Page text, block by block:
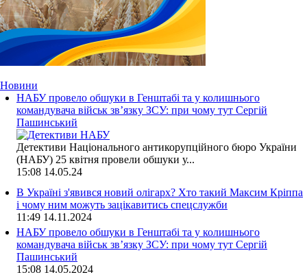
Новини
НАБУ провело обшуки в Генштабі та у колишнього
командувача військ зв’язку ЗСУ: при чому тут Сергій
Пашинський
Детективи Національного антикорупційного бюро України
(НАБУ) 25 квітня провели обшуки у...
15:08 14.05.24
В Україні з'явився новий олігарх? Хто такий Максим Кріппа
і чому ним можуть зацікавитись спецслужби
11:49 14.11.2024
НАБУ провело обшуки в Генштабі та у колишнього
командувача військ зв’язку ЗСУ: при чому тут Сергій
Пашинський
15:08 14.05.2024